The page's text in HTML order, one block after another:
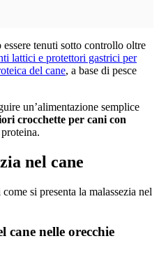
tenuti sotto controllo oltre
lattici e protettori gastrici per
del cane, a base di pesce
un’alimentazione semplice
crocchette per cani con
nel cane
si presenta la malassezia nel
cane nelle orecchie